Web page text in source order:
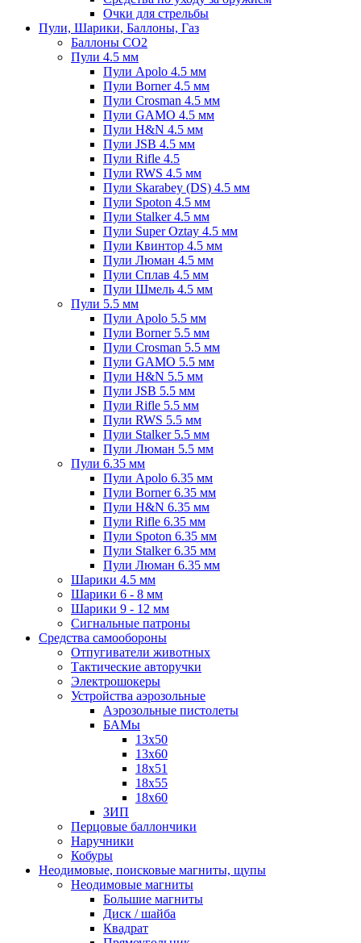
Очки для стрельбы
Пули, Шарики, Баллоны, Газ
Баллоны CO2
Пули 4.5 мм
Пули Apolo 4.5 мм
Пули Borner 4.5 мм
Пули Crosman 4.5 мм
Пули GAMO 4.5 мм
Пули H&N 4.5 мм
Пули JSB 4.5 мм
Пули Rifle 4.5
Пули RWS 4.5 мм
Пули Skarabey (DS) 4.5 мм
Пули Spoton 4.5 мм
Пули Stalker 4.5 мм
Пули Super Oztay 4.5 мм
Пули Квинтор 4.5 мм
Пули Люман 4.5 мм
Пули Сплав 4.5 мм
Пули Шмель 4.5 мм
Пули 5.5 мм
Пули Apolo 5.5 мм
Пули Borner 5.5 мм
Пули Crosman 5.5 мм
Пули GAMO 5.5 мм
Пули H&N 5.5 мм
Пули JSB 5.5 мм
Пули Rifle 5.5 мм
Пули RWS 5.5 мм
Пули Stalker 5.5 мм
Пули Люман 5.5 мм
Пули 6.35 мм
Пули Apolo 6.35 мм
Пули Borner 6.35 мм
Пули H&N 6.35 мм
Пули Rifle 6.35 мм
Пули Spoton 6.35 мм
Пули Stalker 6.35 мм
Пули Люман 6.35 мм
Шарики 4.5 мм
Шарики 6 - 8 мм
Шарики 9 - 12 мм
Сигнальные патроны
Средства самообороны
Отпугиватели животных
Тактические авторучки
Электрошокеры
Устройства аэрозольные
Аэрозольные пистолеты
БАМы
13х50
13х60
18х51
18х55
18х60
ЗИП
Перцовые баллончики
Наручники
Кобуры
Неодимовые, поисковые магниты, щупы
Неодимовые магниты
Большие магниты
Диск / шайба
Квадрат